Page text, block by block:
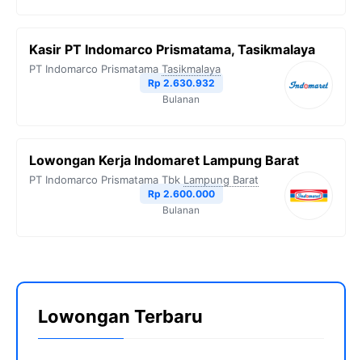
Kasir PT Indomarco Prismatama, Tasikmalaya
PT Indomarco Prismatama Tasikmalaya
Rp 2.630.932
Bulanan
Lowongan Kerja Indomaret Lampung Barat
PT Indomarco Prismatama Tbk Lampung Barat
Rp 2.600.000
Bulanan
Lowongan Terbaru